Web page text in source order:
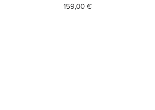
Prezzo
159,00 €